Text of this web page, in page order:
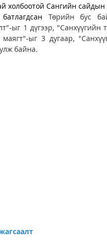
холбоотой Сангийн
Төрийн бус
ыг 1 дүгээр, "Санхүүгийн
ыг 3 дугаар,
байна.